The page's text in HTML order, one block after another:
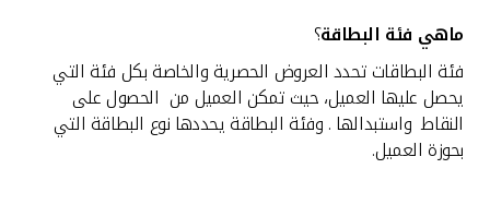
ماهي فئة البطاقة؟
فئة البطاقات تحدد العروض الحصرية والخاصة بكل فئة التي
يحصل عليها العميل، حيث تمكن العميل من الحصول على
النقاط واستبدالها . وفئة البطاقة يحددها نوع البطاقة التي
بحوزة العميل.